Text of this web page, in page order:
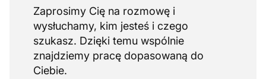
Zaprosimy Cię na rozmowę i
wysłuchamy, kim jesteś i czego
szukasz. Dzięki temu wspólnie
znajdziemy pracę dopasowaną do
Ciebie.